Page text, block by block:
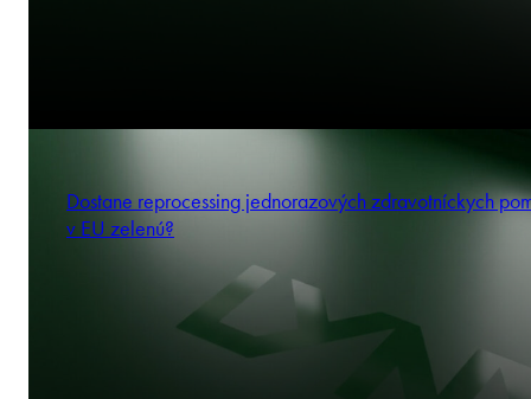
Dostane reprocessing jednorazových zdravotníckych
v EU zelenú?